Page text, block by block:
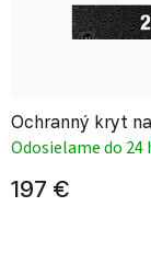
Ochranný kryt
Odosielame do 24
197 €